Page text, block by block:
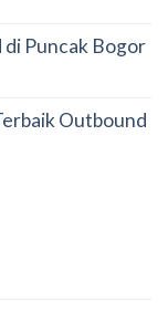
di Puncak Bogor
Outbound